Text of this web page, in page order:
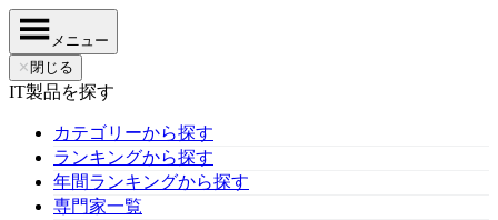
メニュー
✕ 閉じる
IT製品を探す
カテゴリーから探す
ランキングから探す
年間ランキングから探す
専門家一覧